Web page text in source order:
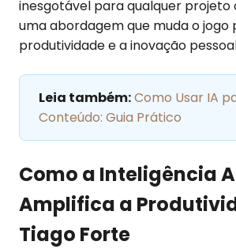
inesgotável para qualquer projeto
uma abordagem que muda o jogo
produtividade e a inovação
Leia também:Como Usar IA
Conteúdo: Guia Prático
Como a Inteligência
Amplifica a
Tiago Forte